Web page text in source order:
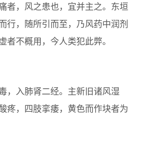
者，风之患也，宜并主之。东垣
行，随所引而至，乃风药中润剂
者不概用，今人类犯此弊。
，入肺肾二经。主新旧诸风湿
疼，四肢挛痿，黄色而作块者为